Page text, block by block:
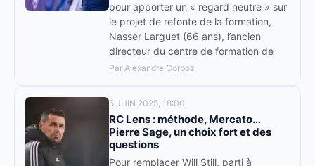
pour apporter un « regard neutre » sur
le projet de refonte de la formation,
Nasser Larguet (66 ans), l’ancien
directeur du centre de formation de
Par Alexandre Corboz
5 JUIN 2025, 18:00
RC Lens : méthode, Mercato…
Pierre Sage, un choix fort et des
questions
Pour remplacer Will Still, parti à